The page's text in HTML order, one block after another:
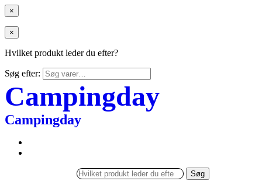
×
×
Hvilket produkt leder du efter?
Søg efter:
Campingday
Campingday
Søg